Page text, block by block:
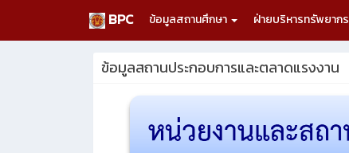
BPC ข้อมูลสถานศึกษา ฝ่ายบริหารทรัพยากร
ข้อมูลสถานประกอบการและตลาดแรงงาน